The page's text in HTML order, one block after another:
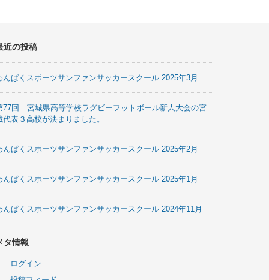
近の投稿
んぱくスポーツサンファンサッカースクール 2025年3月
77回 宮城県高等学校ラグビーフットボール新人大会の宮
代表３高校が決まりました。
んぱくスポーツサンファンサッカースクール 2025年2月
んぱくスポーツサンファンサッカースクール 2025年1月
んぱくスポーツサンファンサッカースクール 2024年11月
タ情報
ログイン